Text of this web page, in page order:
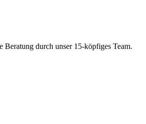
Beratung durch unser 15-köpfiges Team.